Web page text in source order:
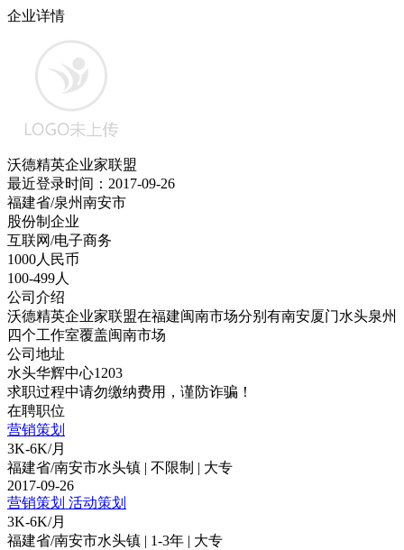
企业详情
沃德精英企业家联盟
最近登录时间：2017-09-26
福建省/泉州南安市
股份制企业
互联网/电子商务
1000人民币
100-499人
公司介绍
沃德精英企业家联盟在福建闽南市场分别有南安厦门水头泉州
四个工作室覆盖闽南市场
公司地址
水头华辉中心1203
求职过程中请勿缴纳费用，谨防诈骗！
在聘职位
营销策划
3K-6K/月
福建省/南安市水头镇 | 不限制 | 大专
2017-09-26
营销策划 活动策划
3K-6K/月
福建省/南安市水头镇 | 1-3年 | 大专